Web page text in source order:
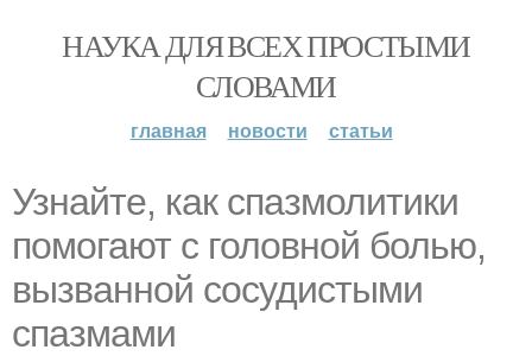
НАУКА ДЛЯ ВСЕХ ПРОСТЫМИ
СЛОВАМИ
главная новости статьи
Узнайте, как спазмолитики
помогают с головной болью,
вызванной сосудистыми
спазмами